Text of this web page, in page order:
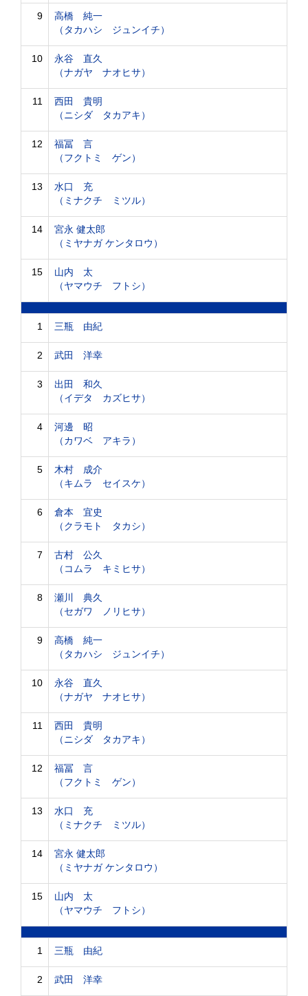
9
高橋 純一
（タカハシ ジュンイチ）
10
永谷 直久
（ナガヤ ナオヒサ）
11
西田 貴明
（ニシダ タカアキ）
12
福冨 言
（フクトミ ゲン）
13
水口 充
（ミナクチ ミツル）
14
宮永 健太郎
（ミヤナガ ケンタロウ）
15
山内 太
（ヤマウチ フトシ）
1 三瓶 由紀
2 武田 洋幸
3
出田 和久
（イデタ カズヒサ）
4
河邊 昭
（カワベ アキラ）
5
木村 成介
（キムラ セイスケ）
6
倉本 宜史
（クラモト タカシ）
7
古村 公久
（コムラ キミヒサ）
8
瀬川 典久
（セガワ ノリヒサ）
9
高橋 純一
（タカハシ ジュンイチ）
10
永谷 直久
（ナガヤ ナオヒサ）
11
西田 貴明
（ニシダ タカアキ）
12
福冨 言
（フクトミ ゲン）
13
水口 充
（ミナクチ ミツル）
14
宮永 健太郎
（ミヤナガ ケンタロウ）
15
山内 太
（ヤマウチ フトシ）
1 三瓶 由紀
2 武田 洋幸